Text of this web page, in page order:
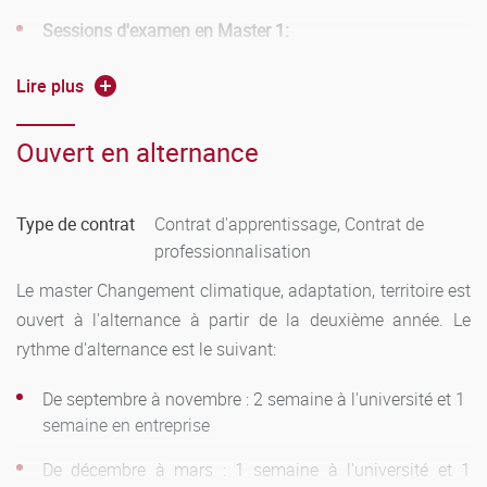
Sessions d'examen en Master 1:
Première session :
Deuxième session :juin pour les deux semestres
Première session :mars pour le semestre 3 et juin pour le
semestre 4
Deuxième session :entre fin septembre et début octobre
pour les deux semestres
Règles de validation et capitalisation:
COMPENSATION :
Une compensation s’effectue au niveau
Lire plus
Ouvert en alternance
Type de contrat
Contrat d'apprentissage, Contrat de
professionnalisation
Le master Changement climatique, adaptation, territoire est
ouvert à l'alternance à partir de la deuxième année. Le
rythme d'alternance est le suivant:
De septembre à novembre : 2 semaine à l'université et 1
semaine en entreprise
De décembre à mars : 1 semaine à l'université et 1